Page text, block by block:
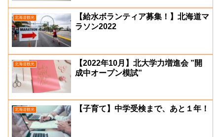
北海道観光
【給水ボランティア募集！】北海道マ
ラソン2022
北海道観光
【2022年10月】北大学力増進会 ”開
成中オープン模試”
北海道観光 【子育て】中学受検まで、あと１年！